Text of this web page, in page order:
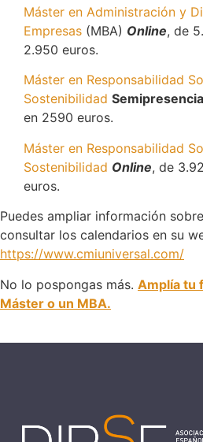
Máster en Administración y
Empresas (MBA) Online, de
2.950 euros.
Máster en Responsabilidad
Sostenibilidad
en 2590 euros.
Máster en Responsabilidad
Sostenibilidad Online, de
euros.
Puedes ampliar información
consultar los calendarios en su
https://www.cmiuniversal.com/
No lo pospongas más. Amplía tu
Máster o un MBA.